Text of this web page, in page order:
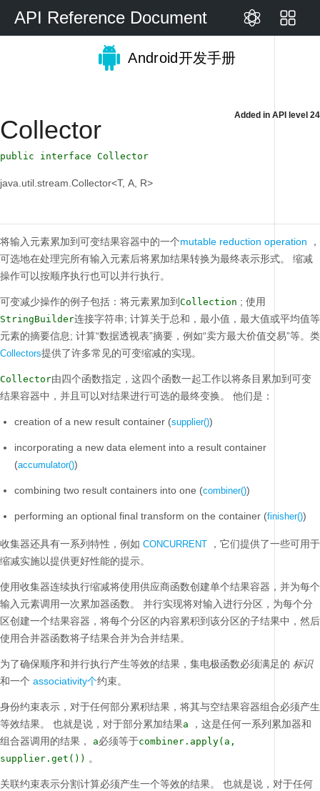
API Reference Document
Android开发手册
Added in API level 24
Collector
public interface Collector
java.util.stream.Collector<T, A, R>
将输入元素累加到可变结果容器中的一个mutable reduction operation ，
可选地在处理完所有输入元素后将累加结果转换为最终表示形式。
缩减
操作可以按顺序执行也可以并行执行。
可变减少操作的例子包括：将元素累加到 Collection ; 使用
StringBuilder连接字符串; 计算关于总和，最小值，最大值或平均值等
元素的摘要信息; 计算“数据透视表”摘要，例如“卖方最大价值交易”等。类
Collectors提供了许多常见的可变缩减的实现。
Collector由四个函数指定，这四个函数一起工作以将条目累加到可变
结果容器中，并且可以对结果进行可选的最终变换。
他们是：
creation of a new result container (supplier())
incorporating a new data element into a result container
(accumulator())
combining two result containers into one (combiner())
performing an optional final transform on the container (finisher())
收集器还具有一系列特性，例如 CONCURRENT ，它们提供了一些可用于
缩减实施以提供更好性能的提示。
使用收集器连续执行缩减将使用供应商函数创建单个结果容器，并为每个
输入元素调用一次累加器函数。
并行实现将对输入进行分区，为每个分
区创建一个结果容器，将每个分区的内容累积到该分区的子结果中，然后
使用合并器函数将子结果合并为合并结果。
为了确保顺序和并行执行产生等效的结果，集电极函数必须满足的 标识
和一个 associativity个约束。
身份约束表示，对于任何部分累积结果，将其与空结果容器组合必须产生
等效结果。
也就是说，对于部分累加结果a ，这是任何一系列累加器和
组合器调用的结果， a必须等于combiner.apply(a,
supplier.get()) 。
关联约束表示分割计算必须产生一个等效的结果。
也就是说，对于任何